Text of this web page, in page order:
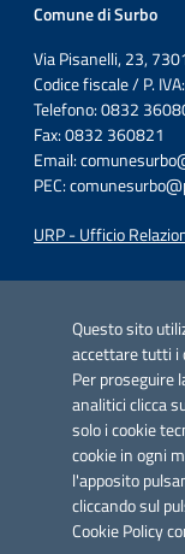
Questo sito
accettare tutti i
Per proseguire
analitici clicca
solo i cookie
cookie in ogni
l'apposito
cliccando sul
Cookie Policy
Comune di Surbo
Via Pisanelli, 23,
Codice fiscale / P.
Telefono: 0832
Fax: 0832 360821
Email:
PEC:
URP - Ufficio
Azione 2.3.
Link utili
Informativa privacy